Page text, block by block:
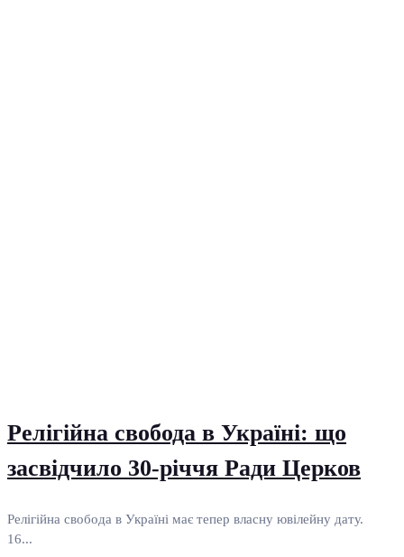
Релігійна свобода в Україні: що
засвідчило 30-річчя Ради Церков
Релігійна свобода в Україні має тепер власну ювілейну дату.
16...